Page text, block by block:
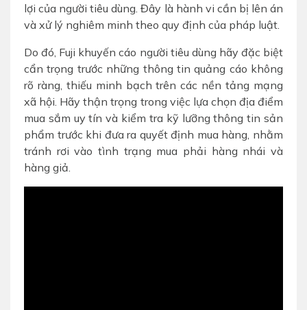
lợi của người tiêu dùng. Đây là hành vi cần bị lên án
và xử lý nghiêm minh theo quy định của pháp luật.
Do đó, Fuji khuyến cáo người tiêu dùng hãy đặc biệt
cẩn trọng trước những thông tin quảng cáo không
rõ ràng, thiếu minh bạch trên các nền tảng mạng
xã hội. Hãy thận trọng trong việc lựa chọn địa điểm
mua sắm uy tín và kiểm tra kỹ lưỡng thông tin sản
phẩm trước khi đưa ra quyết định mua hàng, nhằm
tránh rơi vào tình trạng mua phải hàng nhái và
hàng giả.